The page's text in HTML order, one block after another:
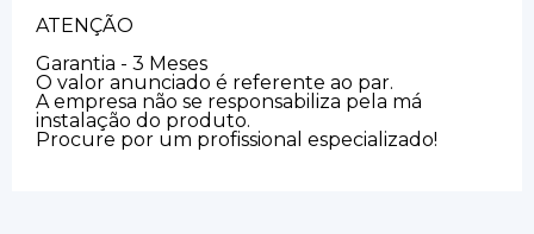
ATENÇÃO
Garantia - 3 Meses
O valor anunciado é referente ao par.
A empresa não se responsabiliza pela má
instalação do produto.
Procure por um profissional especializado!